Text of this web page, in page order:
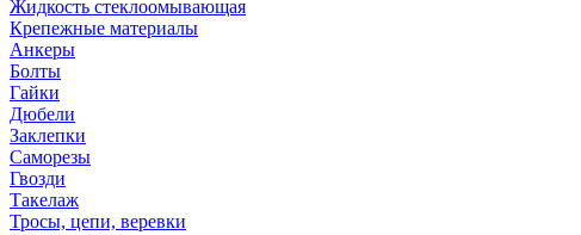
Жидкость стеклоомывающая
Крепежные материалы
Анкеры
Болты
Гайки
Дюбели
Заклепки
Саморезы
Гвозди
Такелаж
Тросы, цепи, веревки